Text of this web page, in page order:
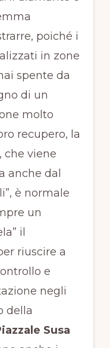
poiché i
in zone
spente da
di un
molto
recupero, la
che viene
anche dal
è normale
un
il
riuscire a
e
negli
della
Susa